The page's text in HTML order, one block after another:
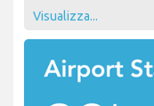
Visualizza...